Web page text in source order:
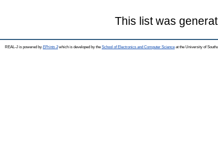
This list was
REAL-J is powered by EPrints 3which is developed by the School of Electronics and Computer Science at the University of